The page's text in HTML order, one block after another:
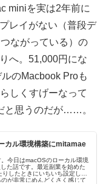
miniを実は2年前に
レイがない（普段デ
ながっている）の
へ。51,000円にな
のMacbook Proも
しくすげーなって
と思うのだが……。
カル環境構築にmitamae
今日はmacOSのローカル環境
た話です。最近副業を始めた
したときにいちいち設定した
が非常にめんどくさく感じて